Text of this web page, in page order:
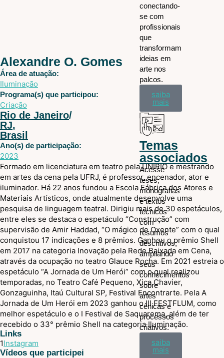
conectando-
se com
profissionais
que
transformam
ideias em
arte nos
palcos.
saiba
mais
Temas
associados
Acesse
teses,
monografias
e textos
técnicos
com
resumos
descritivos,
ampliando
seus
conhecimentos
sobre
artes
cênicas e
processos
criativos.
saiba
mais
Alexandre O. Gomes
Área de atuação:
Iluminação
Programa(s) que participou:
Criação
Rio de Janeiro/
RJ,
Brasil
Ano(s) de participação:
2023
Formado em licenciatura em teatro pela UNIRIO e mestrando
em artes da cena pela UFRJ, é professor, encenador, ator e
iluminador. Há 22 anos fundou a Escola Fábrica dos Atores e
Materiais Artísticos, onde atualmente desenvolve uma
pesquisa de linguagem teatral. Dirigiu mais de 30 espetáculos,
entre eles se destaca o espetáculo “Construção” com
supervisão de Amir Haddad, “O mágico de Oxente” com o qual
conquistou 17 indicações e 8 prêmios. Ganhou o prêmio Shell
em 2017 na categoria Inovação pela Rede Baixada em Cena,
através da ocupação no teatro Glauce Rocha. Em 2021 estreia o
espetáculo “A Jornada de Um Herói” com o qual realizou
temporadas, no Teatro Café Pequeno, Xica Chavier,
Gonzaguinha, Itaú Cultural SP, Festival Encontrarte. Pela A
Jornada de Um Herói em 2023 ganhou o III FESTFLUM, como
melhor espetáculo e o I Festival de Saquarema, além de ter
recebido o 33° prêmio Shell na categoria Iluminação.
Links
1Instagram
Vídeos que participei